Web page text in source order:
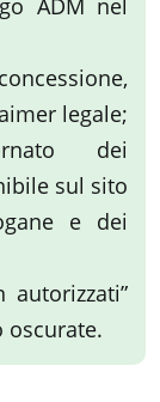
ADM nel
legale;
dei
sul sito
e dei
autorizzati”
oscurate.